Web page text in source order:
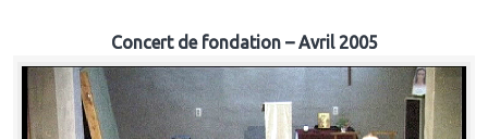
Concert de fondation – Avril 2005